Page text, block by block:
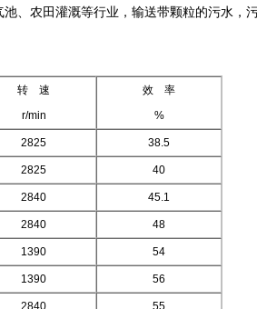
、农田灌溉等行业，输送带颗粒的污水，
转 速
r/min
效 率
%
2825 38.5
2825 40
2840 45.1
2840 48
1390 54
1390 56
2840 55